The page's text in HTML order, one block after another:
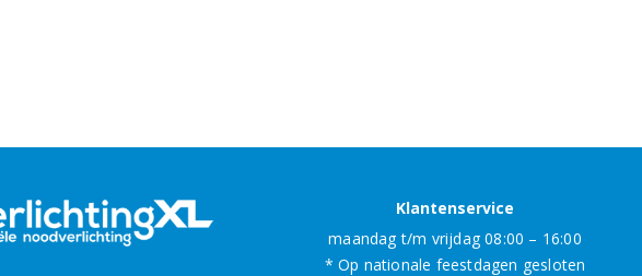
Klantenservice
maandag t/m vrijdag 08:00 – 16:00
* Op nationale feestdagen gesloten